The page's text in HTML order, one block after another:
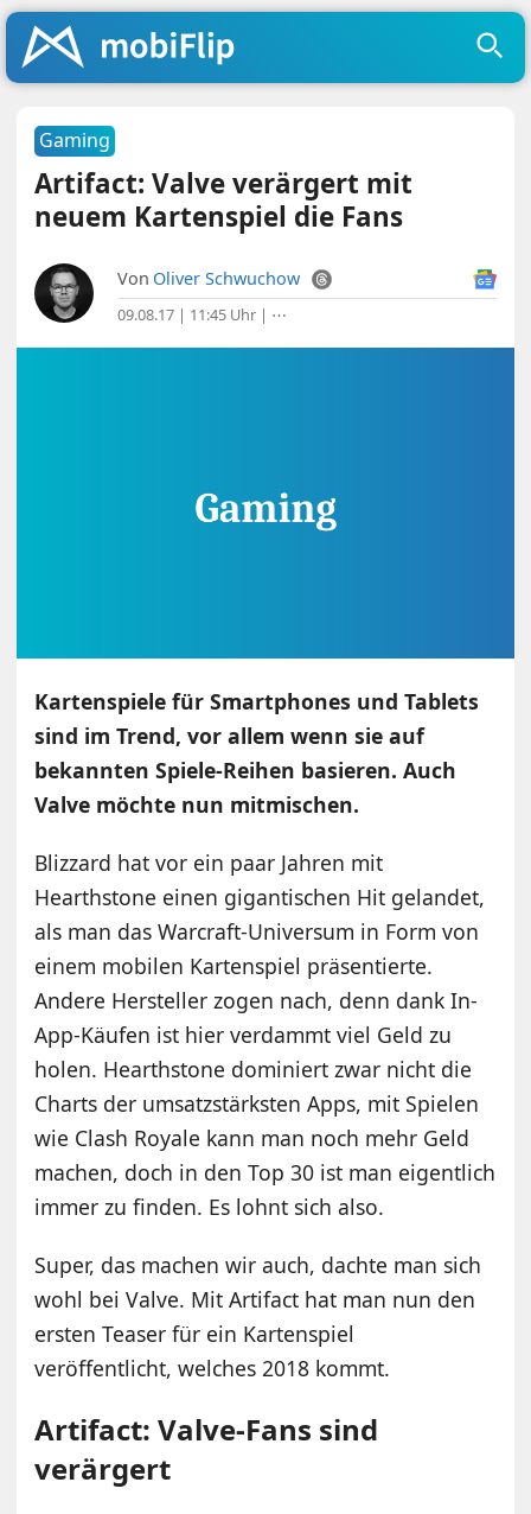
Gaming
Artifact: Valve verärgert mit
neuem Kartenspiel die Fans
Von Oliver Schwuchow
09.08.17 | 11:45 Uhr | ⋯
Kartenspiele für Smartphones und Tablets
sind im Trend, vor allem wenn sie auf
bekannten Spiele-Reihen basieren. Auch
Valve möchte nun mitmischen.
Blizzard hat vor ein paar Jahren mit
Hearthstone einen gigantischen Hit gelandet,
als man das Warcraft-Universum in Form von
einem mobilen Kartenspiel präsentierte.
Andere Hersteller zogen nach, denn dank In-
App-Käufen ist hier verdammt viel Geld zu
holen. Hearthstone dominiert zwar nicht die
Charts der umsatzstärksten Apps, mit Spielen
wie Clash Royale kann man noch mehr Geld
machen, doch in den Top 30 ist man eigentlich
immer zu finden. Es lohnt sich also.
Super, das machen wir auch, dachte man sich
wohl bei Valve. Mit Artifact hat man nun den
ersten Teaser für ein Kartenspiel
veröffentlicht, welches 2018 kommt.
Artifact: Valve-Fans sind
verärgert